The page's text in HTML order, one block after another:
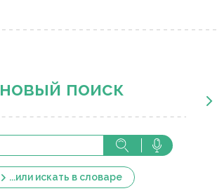
новый поиск
...или искать в словаре